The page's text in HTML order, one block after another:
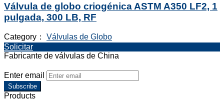
Válvula de globo criogénica ASTM A350 LF2, 1
pulgada, 300 LB, RF
Category： Válvulas de Globo
Solicitar
Fabricante de válvulas de China
Enter email
Subscribe
Products